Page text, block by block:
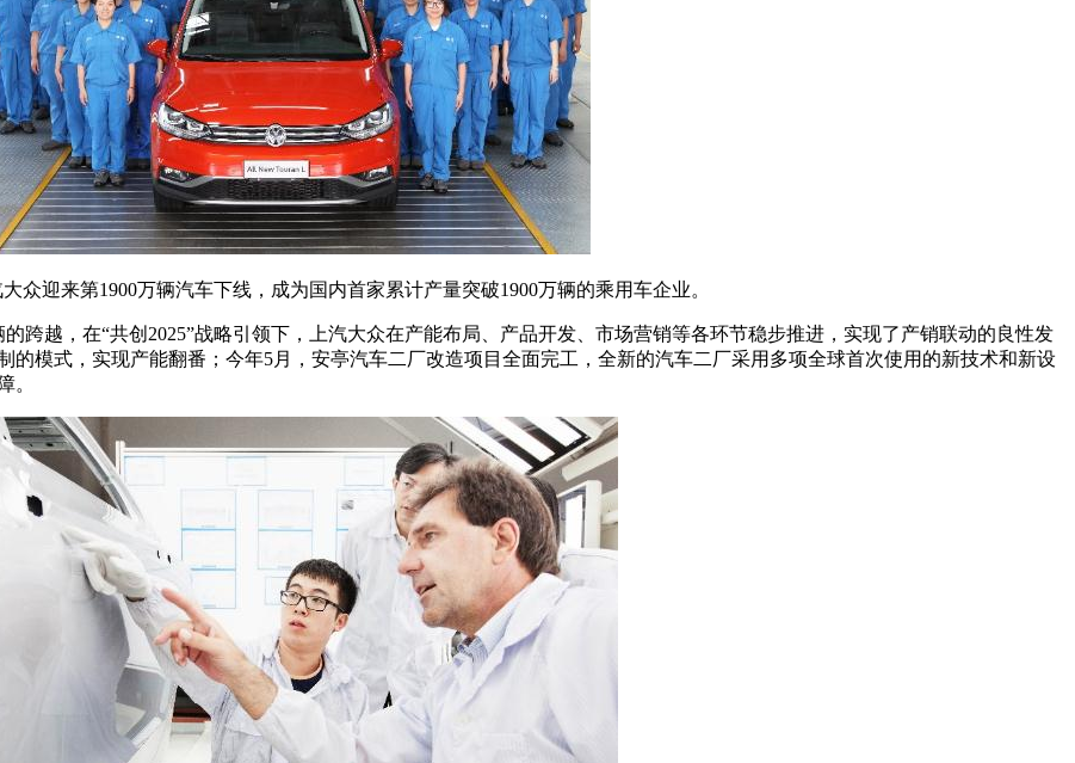
众迎来第1900万辆汽车下线，成为国内首家累计产量突破1900万辆的乘用车企业。
跨越，在“共创2025”战略引领下，上汽大众在产能布局、产品开发、市场营销等各环节稳步推进，实现了产销联动的良性发
的模式，实现产能翻番；今年5月，安亭汽车二厂改造项目全面完工，全新的汽车二厂采用多项全球首次使用的新技术和新设
。